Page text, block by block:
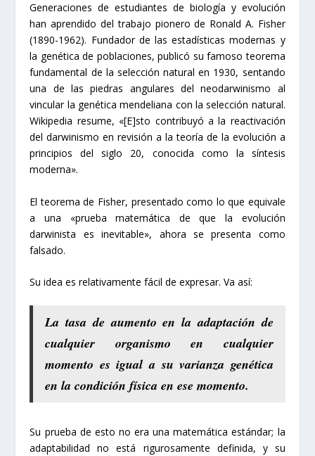
Generaciones de estudiantes de biología y evolución
han aprendido del trabajo pionero de Ronald A. Fisher
(1890-1962). Fundador de las estadísticas modernas y
la genética de poblaciones, publicó su famoso teorema
fundamental de la selección natural en 1930, sentando
una de las piedras angulares del neodarwinismo al
vincular la genética mendeliana con la selección natural.
Wikipedia resume, «[E]sto contribuyó a la reactivación
del darwinismo en revisión a la teoría de la evolución a
principios del siglo 20, conocida como la síntesis
moderna».
El teorema de Fisher, presentado como lo que equivale
a una «prueba matemática de que la evolución
darwinista es inevitable», ahora se presenta como
falsado.
Su idea es relativamente fácil de expresar. Va así:
La tasa de aumento en la adaptación de
cualquier organismo en cualquier
momento es igual a su varianza genética
en la condición física en ese momento.
Su prueba de esto no era una matemática estándar; la
adaptabilidad no está rigurosamente definida, y su